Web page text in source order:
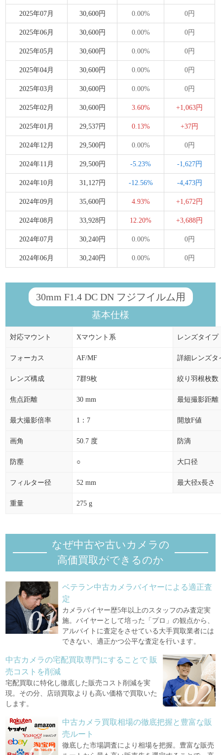
2025年07月 30,600円 0.00% 0円
2025年06月 30,600円 0.00% 0円
2025年05月 30,600円 0.00% 0円
2025年04月 30,600円 0.00% 0円
2025年03月 30,600円 0.00% 0円
2025年02月 30,600円 3.60% +1,063円
2025年01月 29,537円 0.13% +37円
2024年12月 29,500円 0.00% 0円
2024年11月 29,500円 -5.23% -1,627円
2024年10月 31,127円 -12.56% -4,473円
2024年09月 35,600円 4.93% +1,672円
2024年08月 33,928円 12.20% +3,688円
2024年07月 30,240円 0.00% 0円
2024年06月 30,240円 0.00% 0円
30mm F1.4 DC DN フジフイルム用
基本仕様
対応マウント Xマウント系 レンズタイプ
フォーカス AF/MF 詳細レンズタ
レンズ構成 7群9枚 絞り羽根枚数
焦点距離 30 mm 最短撮影距離
最大撮影倍率 1：7 開放F値
画角 50.7 度 防滴
防塵 ○ 大口径
フィルター径 52 mm 最大径x長さ
重量 275 g
なぜ中古や古いカメラの
高価買取ができるのか
ベテラン中古カメラバイヤーによる適正査
定
カメラバイヤー歴5年以上のスタッフのみ査定実
施。バイヤーとして培った「プロ」の観点から、
アルバイトに査定をさせている大手買取業者には
できない、適正かつ公平な査定を行います。
中古カメラの宅配買取専門にすることで 販
売コストを削減
宅配買取に特化し徹底した販売コスト削減を実
現。その分、店頭買取よりも高い価格で買取いた
します。
中古カメラ買取相場の徹底把握と豊富な販
売ルート
徹底した市場調査により相場を把握。豊富な販売